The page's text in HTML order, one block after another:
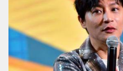
乐圈里，陈志朋简直就是